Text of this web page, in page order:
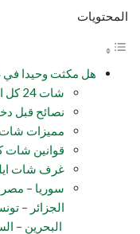
المحتويات
هل مكثت وحيدا في
شات 24 كل العرب مجاني
نصائح قبل دخولك
مميزات شات 24 كل العرب مجاني :
قوانين شات
غرف شات
سوريا – مصر
الجزائر –
البحرين –